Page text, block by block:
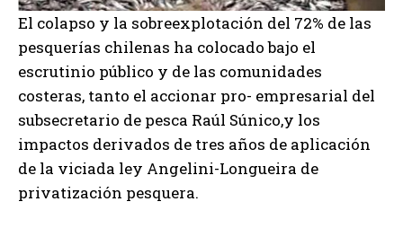
El colapso y la sobreexplotación del 72% de las
pesquerías chilenas ha colocado bajo el
escrutinio público y de las comunidades
costeras, tanto el accionar pro- empresarial del
subsecretario de pesca Raúl Súnico,y los
impactos derivados de tres años de aplicación
de la viciada ley Angelini-Longueira de
privatización pesquera.